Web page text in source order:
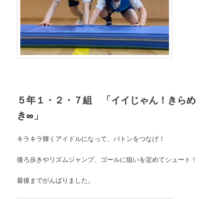
５年１・２・７組 「イイじゃん！きらめ
き∞」
キラキラ輝くアイドルになって、バトンをつなげ！
後ろ歩きやリズムジャンプ、ゴールに狙いを定めてシュート！
最後までがんばりました。